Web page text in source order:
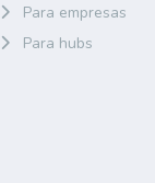
Para empresas
Para hubs